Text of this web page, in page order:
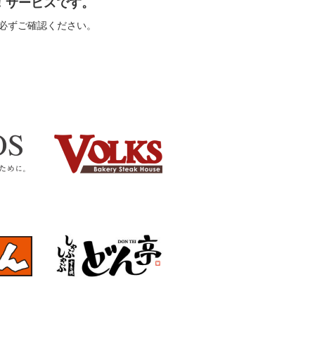
ご確認ください。